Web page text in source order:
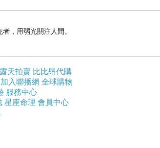
早上起床、洗澡和睡覺時間固定，
為了可以跟工作更快接軌，所以選
餵ㄋㄟㄋㄟ，我帶小亨出門吃早餐。
感。洗澡前，喝一頓奶，洗澡後，
，用弱光關注人間。
露天拍賣 比比昂代購
加入聯播網 全球購物
服務中心
星座命理 會員中心